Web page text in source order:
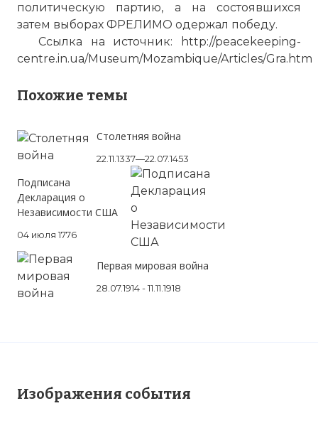
политическую партию, а на состоявшихся
затем выборах ФРЕЛИМО одержал победу.
Ссылка на источник: http://peacekeeping-
centre.in.ua/Museum/Mozambique/Articles/Gra.htm
Похожие темы
Столетняя война
22.11.1337—22.07.1453
Подписана
Декларация о
Независимости США
04 июля 1776
Первая мировая война
28.07.1914 - 11.11.1918
Изображения события